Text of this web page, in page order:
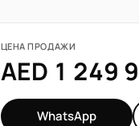
ЦЕНА ПРОДАЖИ
AED 1 249
WhatsApp